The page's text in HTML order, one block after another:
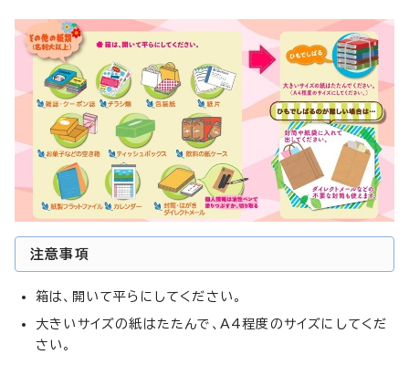
注意事項
箱は、開いて平らにしてください。
大きいサイズの紙はたたんで、A4程度のサイズにしてくだ
さい。